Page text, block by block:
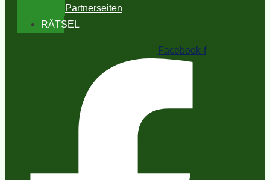
Partnerseiten
RÄTSEL
Facebook-f